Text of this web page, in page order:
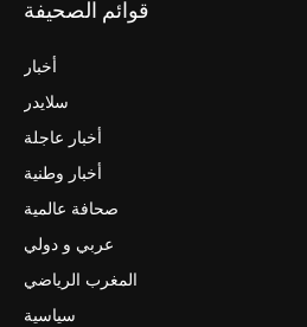
قوائم الصحيفة
أخبار
سلايدر
أخبار عاجلة
أخبار وطنية
صحافة عالمية
عربي و دولي
المغرب الرياضي
سياسية